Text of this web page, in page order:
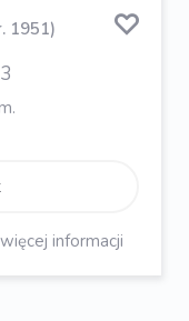
1951)
informacji